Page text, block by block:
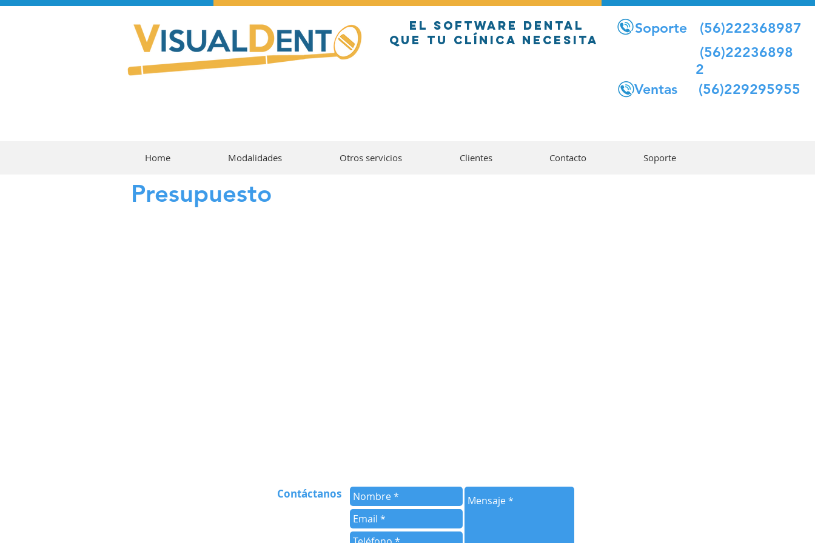
EL SOFTWARE DENTAL
QUE TU CLÍNICA NECESITA
Soporte (56)222368987
(56)22236898
2
Ventas (56)229295955
Home Modalidades Otros servicios Clientes Contacto Soporte
Presupuesto
Contáctanos